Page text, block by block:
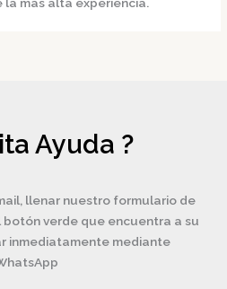
Ayuda ?
llenar nuestro formulario de
verde que encuentra a su
inmediatamente mediante